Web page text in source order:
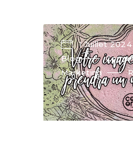
1 Juillet
Blog
Marketing